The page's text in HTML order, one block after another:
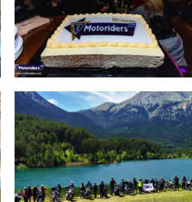
Party Κοπή πίτας 2024
– 10 Χρόνια
Events 2024
23.5.21 Λίμνη Δόξα
Εξορμήσεις 2021
Εξορμήσεις εντός
Ελλάδος